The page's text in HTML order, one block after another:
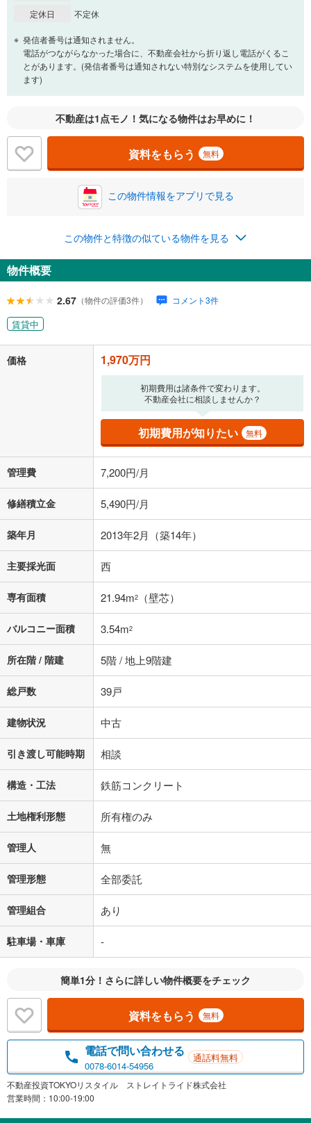
定休日
不定休
発信者番号は通知されません。
電話がつながらなかった場合に、不動産会社から折り返し電話がくるこ
とがあります。(発信者番号は通知されない特別なシステムを使用してい
ます)
不動産は1点モノ！気になる物件はお早めに！
資料をもらう 無料
この物件情報をアプリで見る
この物件と特徴の似ている物件を見る
物件概要
2.67 （物件の評価3件） コメント3件
賃貸中
価格 1,970万円
初期費用は諸条件で変わります。
不動産会社に相談しませんか？
初期費用が知りたい 無料
管理費 7,200円/月
修繕積立金 5,490円/月
築年月 2013年2月（築14年）
主要採光面 西
専有面積 21.94m2 （壁芯）
バルコニー面積 3.54m2
所在階 / 階建 5階 / 地上9階建
総戸数 39戸
建物状況 中古
引き渡し可能時期 相談
構造・工法 鉄筋コンクリート
土地権利形態 所有権のみ
管理人 無
管理形態 全部委託
管理組合 あり
駐車場・車庫 -
簡単1分！さらに詳しい物件概要をチェック
資料をもらう 無料
電話で問い合わせる
0078-6014-54956
通話料無料
不動産投資TOKYOリスタイル ストレイトライド株式会社
営業時間：10:00-19:00